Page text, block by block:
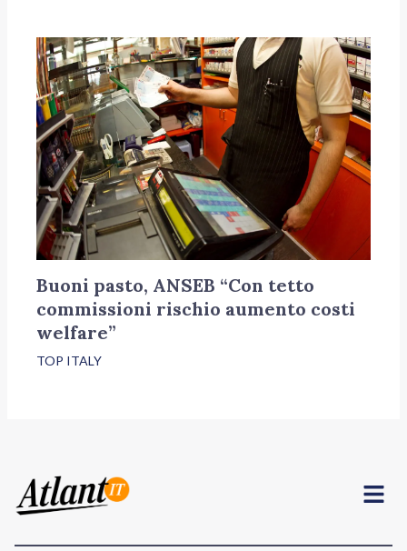
Buoni pasto, ANSEB “Con tetto
commissioni rischio aumento costi
welfare”
TOP ITALY
Menu